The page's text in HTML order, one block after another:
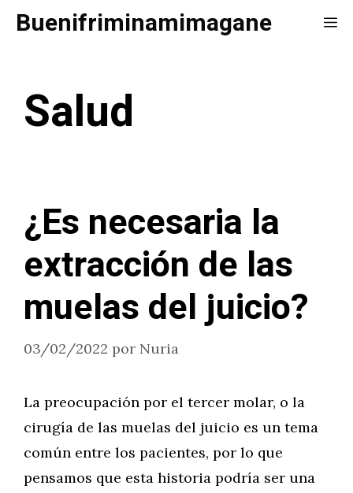
SaltarBuenifriminamimagane
Salud
¿Es necesaria la
extracción de las
muelas del juicio?
03/02/2022 por Nuria
La preocupación por el tercer molar, o la
cirugía de las muelas del juicio es un tema
común entre los pacientes, por lo que
pensamos que esta historia podría ser una